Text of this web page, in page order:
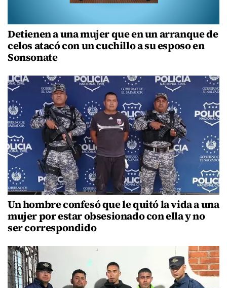
Detienen a una mujer que en un arranque de
celos atacó con un cuchillo a su esposo en
Sonsonate
Un hombre confesó que le quitó la vida a una
mujer por estar obsesionado con ella y no
ser correspondido